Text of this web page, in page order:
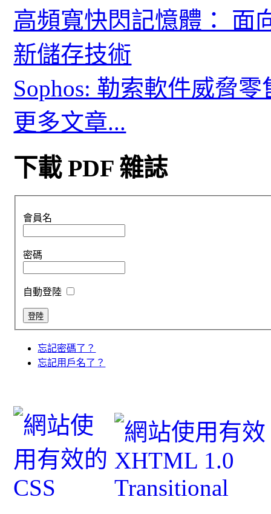
高頻寬快閃記憶體： 面
新儲存技術
Sophos: 勒索軟件威脅
更多文章...
下載 PDF 雜誌
會員名
密碼
自動登陸
忘記密碼了？
忘記用戶名了？